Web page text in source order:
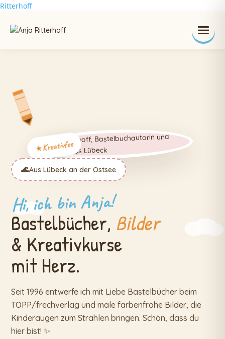
Ritterhoff
Kreativfee
Aus Lübeck an der Ostsee
Hi, ich bin Anja!
Bastelbücher, Bilder
& Kreativkurse
mit Herz.
Seit 1996 entwerfe ich mit Liebe Bastelbücher beim
TOPP/frechverlag und male farbenfrohe Bilder, die
Kinderaugen zum Strahlen bringen. Schön, dass du
hier bist! ✨